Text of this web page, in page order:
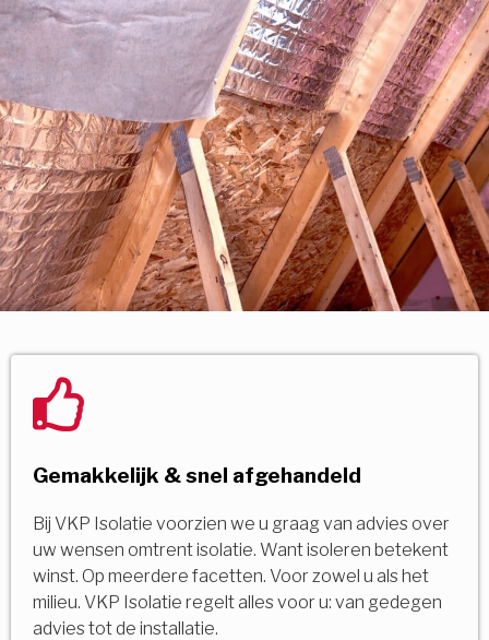
Gemakkelijk & snel afgehandeld
Bij VKP Isolatie voorzien we u graag van advies over
uw wensen omtrent isolatie. Want isoleren betekent
winst. Op meerdere facetten. Voor zowel u als het
milieu. VKP Isolatie regelt alles voor u: van gedegen
advies tot de installatie.